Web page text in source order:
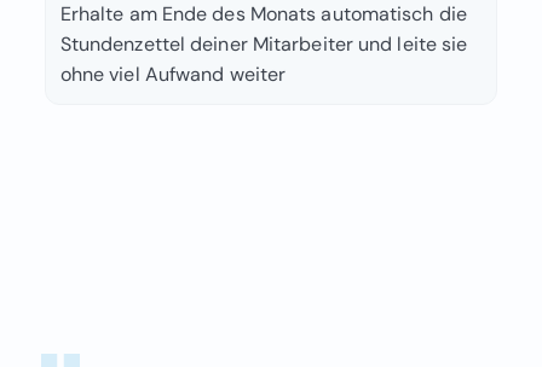
Erhalte am Ende des Monats automatisch die
Stundenzettel deiner Mitarbeiter und leite sie
ohne viel Aufwand weiter